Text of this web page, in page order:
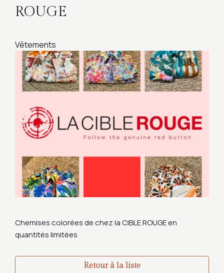
ROUGE
Vêtements
Chemises colorées de chez la CIBLE ROUGE en
quantités limitées
Retour à la liste